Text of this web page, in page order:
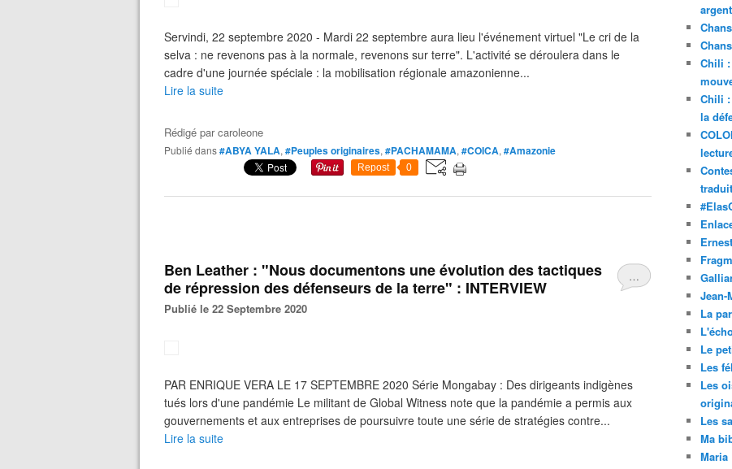
Servindi, 22 septembre 2020 - Mardi 22 septembre aura lieu l'événement virtuel "Le cri de la
selva : ne revenons pas à la normale, revenons sur terre". L'activité se déroulera dans le
cadre d'une journée spéciale : la mobilisation régionale amazonienne...
Lire la suite
Rédigé parcaroleone
Publié dans#ABYA YALA, #Peuples originaires, #PACHAMAMA, #COICA, #Amazonie
Repost 0
…
Ben Leather : "Nous documentons une évolution des tactiques
de répression des défenseurs de la terre" : INTERVIEW
Publié le 22 Septembre 2020
PAR ENRIQUE VERA LE 17 SEPTEMBRE 2020 Série Mongabay : Des dirigeants indigènes
tués lors d'une pandémie Le militant de Global Witness note que la pandémie a permis aux
gouvernements et aux entreprises de poursuivre toute une série de stratégies contre...
Lire la suite
Chili :
Chili :
la
Jean-
La
Le
Les
Les
Les
Ma
Maria